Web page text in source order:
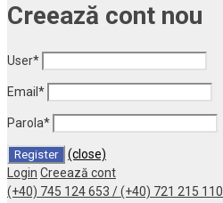
Creează cont nou
User*
Email *
Parola*
(close)
Login Creează cont
(+40) 745 124 653 / (+40) 721 215 110